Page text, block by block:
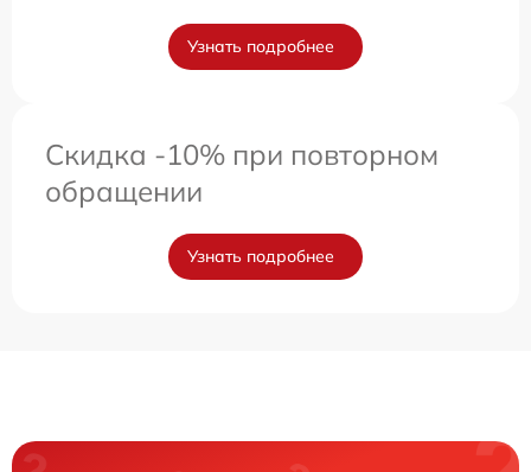
Узнать подробнее
Скидка -10% при повторном
обращении
Узнать подробнее